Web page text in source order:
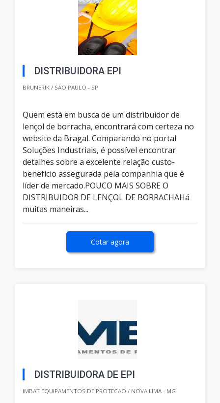
DISTRIBUIDORA EPI
BRUNERIK / SÃO PAULO - SP
Quem está em busca de um distribuidor de
lençol de borracha, encontrará com certeza no
website da Bragal. Comparando no portal
Soluções Industriais, é possível encontrar
detalhes sobre a excelente relação custo-
benefício assegurada pela companhia que é
líder de mercado.POUCO MAIS SOBRE O
DISTRIBUIDOR DE LENÇOL DE BORRACHAHá
muitas maneiras...
Cotar agora
DISTRIBUIDORA DE EPI
IMBAT EQUIPAMENTOS DE PROTECAO / NOVA LIMA - MG